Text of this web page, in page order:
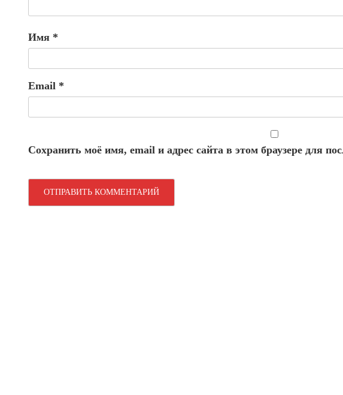
Имя *
Email *
Сохранить моё имя, email и адрес сайта в этом браузере для